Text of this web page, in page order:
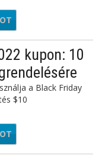
kupon: 10
a Black Friday
$10